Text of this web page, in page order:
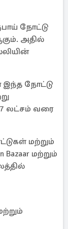
நோட்டு
அதில்
நோட்டு
லட்சம் வரை
மற்றும்
மற்றும்